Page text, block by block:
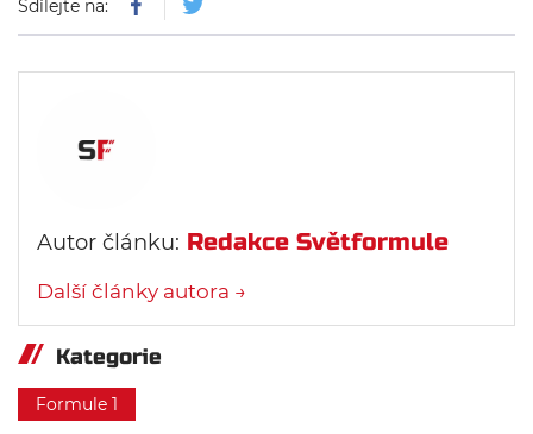
Sdílejte na:
Autor článku: Redakce Světformule
Další články autora →
Kategorie
Formule 1